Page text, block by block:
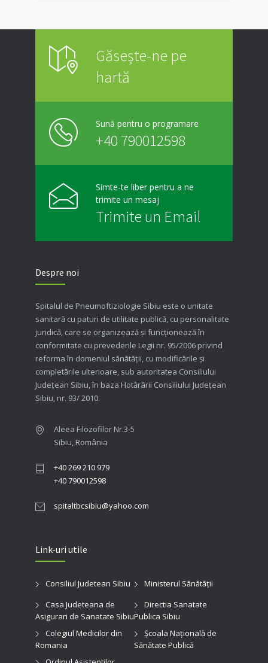
Găsește-ne pe
hartă
Sună pentru o programare
+40 790012598
Simte-te liber pentru a ne
trimite un mesaj
Trimite un Email
Despre noi
Spitalul de Pneumoftiziologie Sibiu este o unitate
sanitară cu paturi de utilitate publică, cu personalitate
juridică, care se organizează şi funcţionează în
conformitate cu prevederile Legii nr. 95/2006 privind
reforma în domeniul sănătăţii, cu modificările şi
completările ulterioare, sub autoritatea Consiliului
Judeţean Sibiu, în baza Hotărârii Consiliului Judeţean
Sibiu, nr. 93/ 2010.
Aleea Filozofilor Nr.3-5
Sibiu, România
+40 269 210 979
+40 790012598
spitaltbcsibiu@yahoo.com
Link-uri utile
Consiliul Judetean Sibiu
Ministerul Sănătății
Casa Judeteana de
Asigurari de Sanatate Sibiu
Directia Sanatate
Publica Sibiu
Colegiul Medicilor din
Romania
Şcoala Naţională de
Sănătate Publică